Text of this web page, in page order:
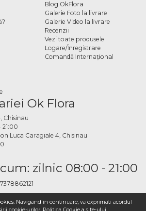
Navigand in continuare, va exprimati acordul
cookie-urilor. Politica Cookie a site-ului
Blog OkFlora
Galerie Foto la livrare
Galerie Video la livrare
Recenzii
Vezi toate produsele
Logare/Înregistrare
Comandă Internațional
Ok Flora
Chisinau
Luca Caragiale 4, Chisinau
zilnic 08:00 - 21:00